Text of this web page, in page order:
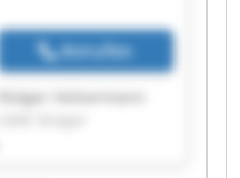
Anrufen
Hülsermann
GME